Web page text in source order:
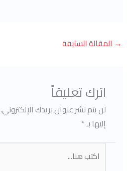
→ المقالة السابقة
اترك تعليقاً
لن يتم نشر عنوان بريدك الإلكتروني.
إليها بـ*
هنا...